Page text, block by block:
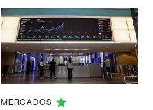
MERCADOS